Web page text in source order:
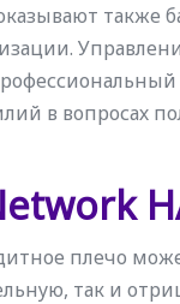
также
в вопросах
плечо
так и